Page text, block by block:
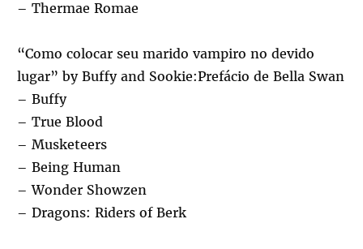
– Thermae Romae
“Como colocar seu marido vampiro no devido
lugar” by Buffy and Sookie:Prefácio de Bella Swan
– Buffy
– True Blood
– Musketeers
– Being Human
– Wonder Showzen
– Dragons: Riders of Berk